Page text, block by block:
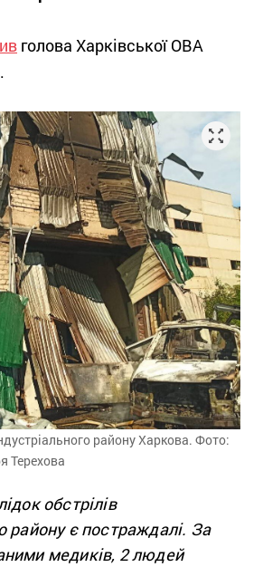
голова Харківської ОВА
.
району Харкова. Фото:
Терехова
обстрілів
району є постраждалі. За
медиків, 2 людей